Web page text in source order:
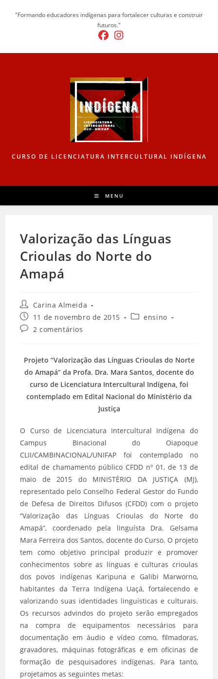
"Formando educadores indígenas para fortalecer culturas e construir
futuros."
CURSO DE LICENCIATURA INTERCULTURAL INDÍGENA
MENU
Valorização das Línguas
Crioulas do Norte do
Amapá
Carina Almeida
11 de novembro de 2015
ensino
2 comentários
Projeto “Valorização das Línguas Crioulas do Norte
do Amapá” da Profa. Dra. Mara Santos, docente do
curso de Licenciatura Intercultural Indígena, foi
contemplado em Edital Nacional do Ministério da
Justiça
O Curso de Licenciatura Intercultural Indígena do
Campus Binacional do Oiapoque
CLII/CAMBINACIONAL/UNIFAP foi contemplado no
edital de chamamento público CFDD nº 01, de 13 de
maio de 2015 do MINISTÉRIO DA JUSTIÇA (MJ),
representado pelo Conselho Federal Gestor do Fundo
de Defesa de Direitos Difusos (CFDD) com o projeto
“Valorização das Línguas Crioulas do Norte do
Amapá”, coordenado pela linguísta Dra. Gelsama
Mara Ferreira dos Santos, docente do Curso. O projeto
tem como objetivo principal produzir e promover
conhecimentos sobre as línguas e culturas crioulas
dos povos indígenas Karipuna e Galibi Marworno,
habitantes da Terra Indígena Uaçá, fortalecendo e
valorizando suas identidades linguísticas e culturais.
Os recursos advindos do projeto serão empregados
na compra de equipamentos necessários para
documentação em áudio e vídeo como, filmadoras,
gravadores, máquinas fotográficas e em oficinas de
formação de pesquisadores indígenas. Para tanto,
projetamos as seguintes metas: